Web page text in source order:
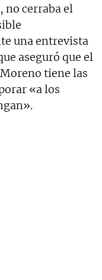
, no cerraba el
una entrevista
aseguró que el
tiene las
«a los